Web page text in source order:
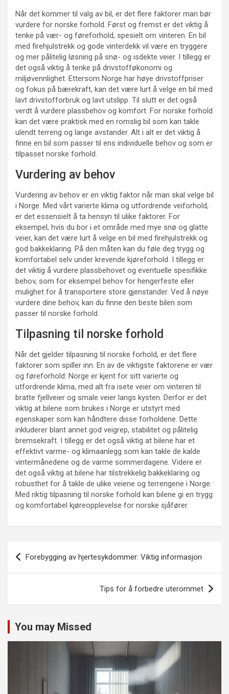
Når det kommer til valg av bil, er det flere faktorer man bør
vurdere for norske forhold. Først og fremst er det viktig å
tenke på vær- og føreforhold, spesielt om vinteren. En bil
med firehjulstrekk og gode vinterdekk vil være en tryggere
og mer pålitelig løsning på snø- og isdekte veier. I tillegg er
det også viktig å tenke på drivstofføkonomi og
miljøvennlighet. Ettersom Norge har høye drivstoffpriser
og fokus på bærekraft, kan det være lurt å velge en bil med
lavt drivstofforbruk og lavt utslipp. Til slutt er det også
verdt å vurdere plassbehov og komfort. For norske forhold
kan det være praktisk med en romslig bil som kan takle
ulendt terreng og lange avstander. Alt i alt er det viktig å
finne en bil som passer til ens individuelle behov og som er
tilpasset norske forhold.
Vurdering av behov
Vurdering av behov er en viktig faktor når man skal velge bil
i Norge. Med vårt varierte klima og utfordrende veiforhold,
er det essensielt å ta hensyn til ulike faktorer. For
eksempel, hvis du bor i et område med mye snø og glatte
veier, kan det være lurt å velge en bil med firehjulstrekk og
god bakkeklaring. På den måten kan du føle deg trygg og
komfortabel selv under krevende kjøreforhold. I tillegg er
det viktig å vurdere plassbehovet og eventuelle spesifikke
behov, som for eksempel behov for hengerfeste eller
mulighet for å transportere store gjenstander. Ved å nøye
vurdere dine behov, kan du finne den beste bilen som
passer til norske forhold.
Tilpasning til norske forhold
Når det gjelder tilpasning til norske forhold, er det flere
faktorer som spiller inn. En av de viktigste faktorene er vær
og føreforhold. Norge er kjent for sitt varierte og
utfordrende klima, med alt fra isete veier om vinteren til
bratte fjellveier og smale veier langs kysten. Derfor er det
viktig at bilene som brukes i Norge er utstyrt med
egenskaper som kan håndtere disse forholdene. Dette
inkluderer blant annet god veigrep, stabilitet og pålitelig
bremsekraft. I tillegg er det også viktig at bilene har et
effektivt varme- og klimaanlegg som kan takle de kalde
vintermånedene og de varme sommerdagene. Videre er
det også viktig at bilene har tilstrekkelig bakkeklaring og
robusthet for å takle de ulike veiene og terrengene i Norge.
Med riktig tilpasning til norske forhold kan bilene gi en trygg
og komfortabel kjøreopplevelse for norske sjåfører.
Innleggsnavigasjon
Forebygging av hjertesykdommer: Viktig informasjon
Tips for å forbedre uterommet
You may Missed